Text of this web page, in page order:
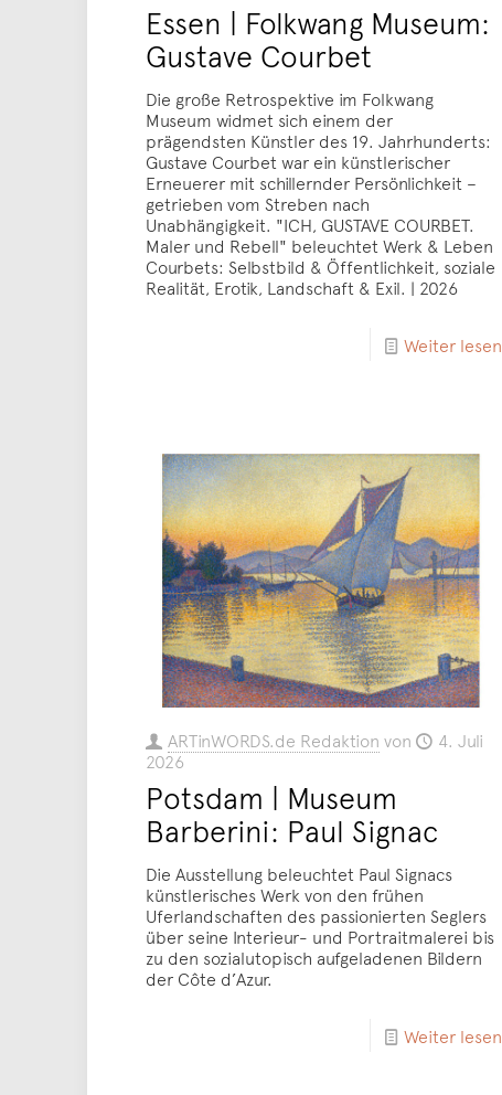
Essen | Folkwang Museum:
Gustave Courbet
Die große Retrospektive im Folkwang
Museum widmet sich einem der
prägendsten Künstler des 19. Jahrhunderts:
Gustave Courbet war ein künstlerischer
Erneuerer mit schillernder Persönlichkeit –
getrieben vom Streben nach
Unabhängigkeit. "ICH, GUSTAVE COURBET.
Maler und Rebell" beleuchtet Werk & Leben
Courbets: Selbstbild & Öffentlichkeit, soziale
Realität, Erotik, Landschaft & Exil. | 2026
Weiter lesen
ARTinWORDS.de Redaktion von
4. Juli
2026
Potsdam | Museum
Barberini: Paul Signac
Die Ausstellung beleuchtet Paul Signacs
künstlerisches Werk von den frühen
Uferlandschaften des passionierten Seglers
über seine Interieur- und Portraitmalerei bis
zu den sozialutopisch aufgeladenen Bildern
der Côte d’Azur.
Weiter lesen